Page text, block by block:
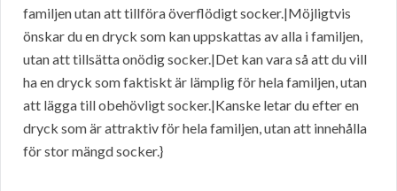
familjen utan att tillföra överflödigt socker.|Möjligtvis
önskar du en dryck som kan uppskattas av alla i familjen,
utan att tillsätta onödig socker.|Det kan vara så att du vill
ha en dryck som faktiskt är lämplig för hela familjen, utan
att lägga till obehövligt socker.|Kanske letar du efter en
dryck som är attraktiv för hela familjen, utan att innehålla
för stor mängd socker.}